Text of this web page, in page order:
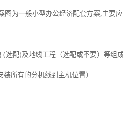
图为一般小型办公经济配套方案,主要
配)及地线工程（选配或不要）等组
所有的分机线到主机位置）